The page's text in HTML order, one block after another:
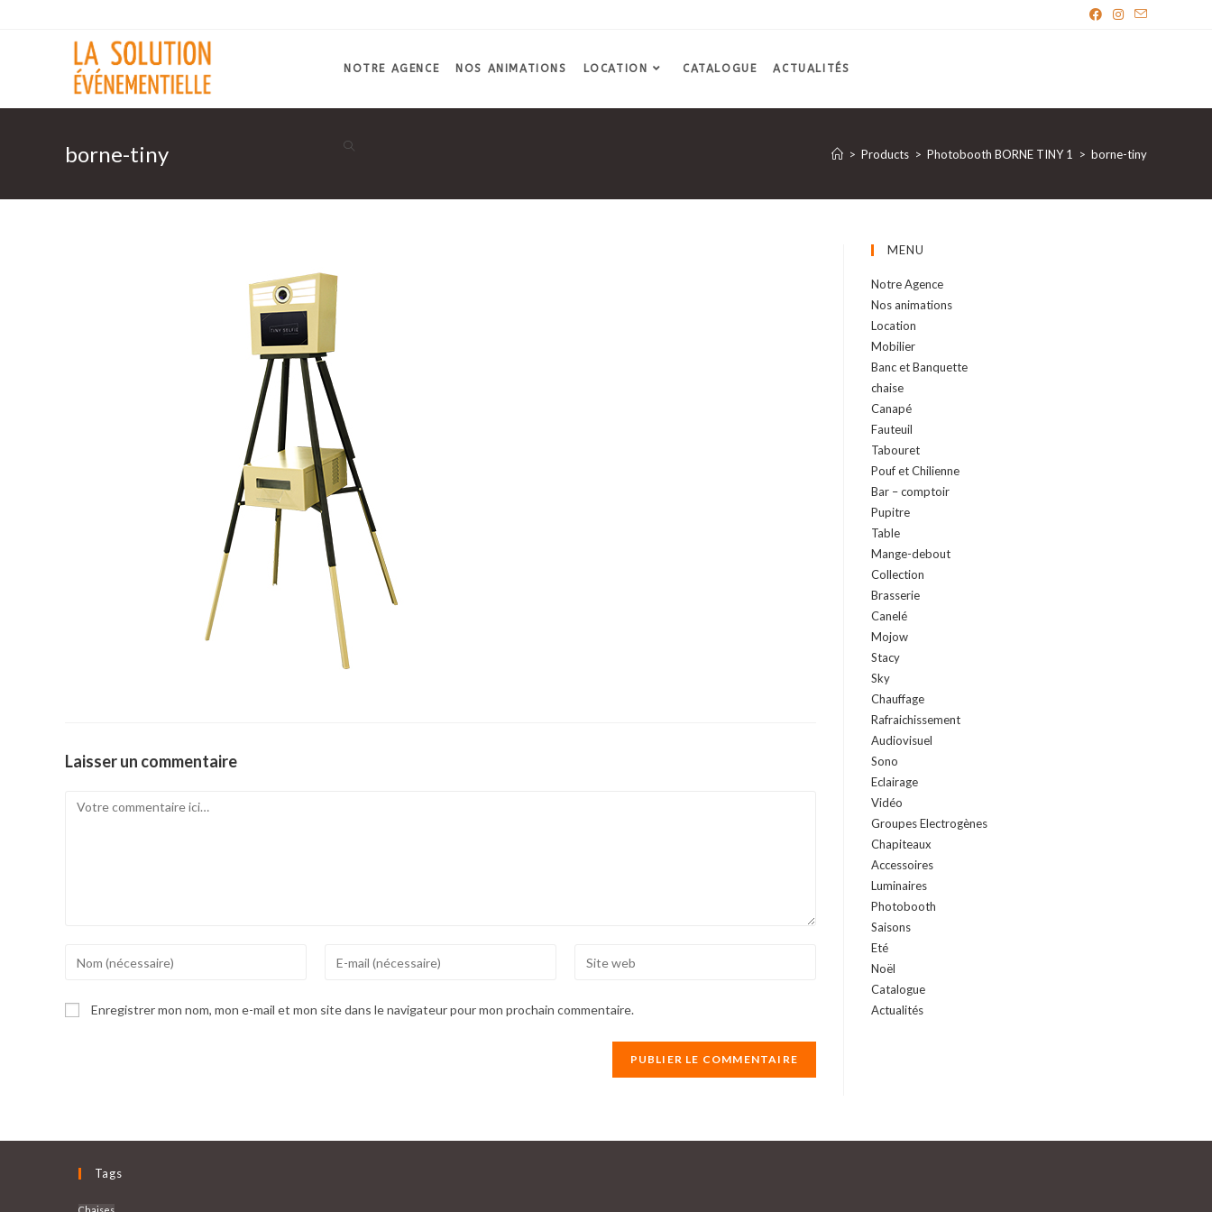
NOTRE AGENCE NOS ANIMATIONS LOCATION CATALOGUE ACTUALITÉS
borne-tiny > Products > Photobooth BORNE TINY 1 > borne-tiny
Laisser un commentaire
Comment
name
or
(optional)
Enregistrer mon nom, mon e-mail et mon site dans le navigateur pour mon prochain commentaire.
MENU
Notre Agence
Nos animations
Location
Mobilier
Banc et Banquette
chaise
Canapé
Fauteuil
Tabouret
Pouf et Chilienne
Bar – comptoir
Pupitre
Table
Mange-debout
Collection
Brasserie
Canelé
Mojow
Stacy
Sky
Chauffage
Rafraichissement
Audiovisuel
Sono
Eclairage
Vidéo
Groupes Electrogènes
Chapiteaux
Accessoires
Luminaires
Photobooth
Saisons
Eté
Noël
Catalogue
Actualités
Tags